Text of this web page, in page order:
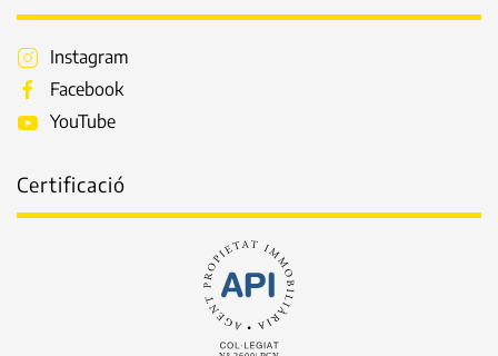
Instagram
Facebook
YouTube
Certificació